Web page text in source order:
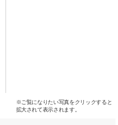
※ご覧になりたい写真をクリックすると
拡大されて表示されます。